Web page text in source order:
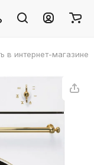
в интернет-магазине